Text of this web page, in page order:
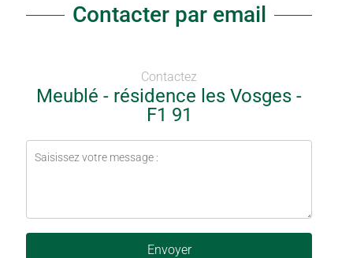
Contacter par email
Contactez
Meublé - résidence les Vosges -
F1 91
Envoyer